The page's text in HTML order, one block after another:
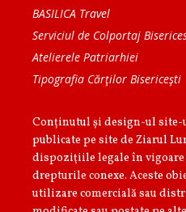
BASILICA Travel
Serviciul de Colportaj
Atelierele Patriarhiei
Tipografia Cărţilor Bisericeşti
Conținutul și design-ul
publicate pe site de Ziarul
dispoziţiile legale în
drepturile conexe. Aceste
utilizare comercială sau